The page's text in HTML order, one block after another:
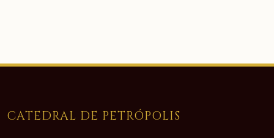
CATEDRAL DE PETRÓPOLIS